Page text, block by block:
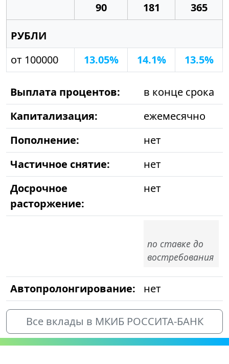
90
181 365
РУБЛИ
от 100000
13.05% 14.1% 13.5%
Выплата процентов:
в конце срока
Капитализация:
ежемесячно
Пополнение:
нет
Частичное снятие:
нет
Досрочное
расторжение:
нет
по ставке до
востребования
Автопролонгирование: нет
Все вклады в МКИБ РОССИТА-БАНК